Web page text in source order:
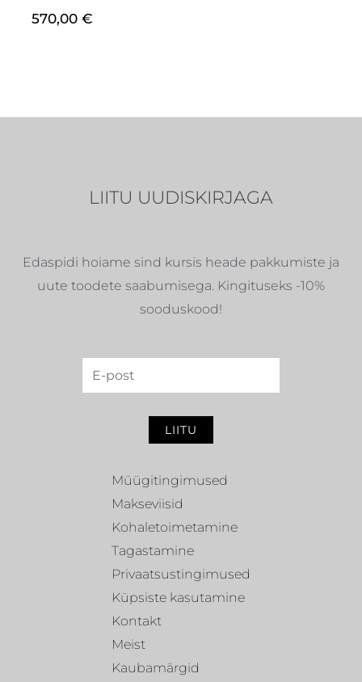
570,00€
LIITU UUDISKIRJAGA
Edaspidi hoiame sind kursis heade pakkumiste ja
uute toodete saabumisega. Kingituseks -10%
sooduskood!
LIITU
Müügitingimused
Makseviisid
Kohaletoimetamine
Tagastamine
Privaatsustingimused
Küpsiste kasutamine
Kontakt
Meist
Kaubamärgid